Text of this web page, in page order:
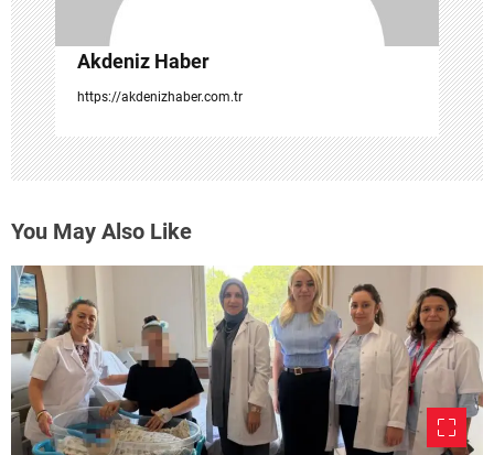
Akdeniz Haber
https://akdenizhaber.com.tr
You May Also Like